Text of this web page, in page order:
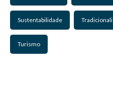
Sustentabilidade
Turismo